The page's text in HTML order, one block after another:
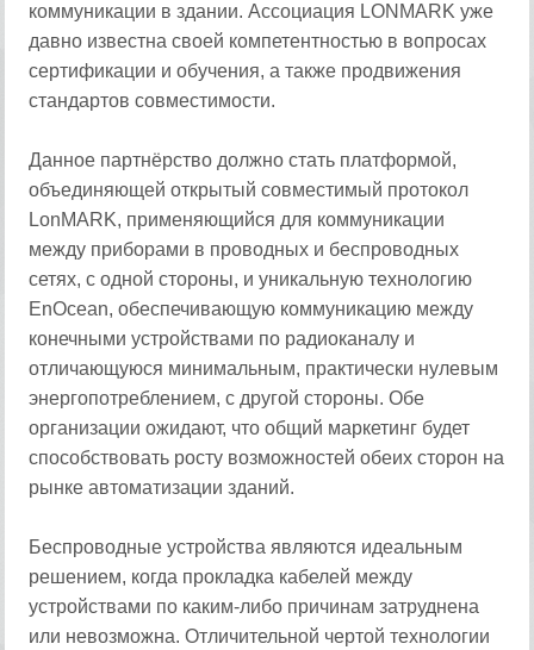
коммуникации в здании. Ассоциация LONMARK уже
давно известна своей компетентностью в вопросах
сертификации и обучения, а также продвижения
стандартов совместимости.
Данное партнёрство должно стать платформой,
объединяющей открытый совместимый протокол
LonMARK, применяющийся для коммуникации
между приборами в проводных и беспроводных
сетях, с одной стороны, и уникальную технологию
EnOcean, обеспечивающую коммуникацию между
конечными устройствами по радиоканалу и
отличающуюся минимальным, практически нулевым
энергопотреблением, с другой стороны. Обе
организации ожидают, что общий маркетинг будет
способствовать росту возможностей обеих сторон на
рынке автоматизации зданий.
Беспроводные устройства являются идеальным
решением, когда прокладка кабелей между
устройствами по каким-либо причинам затруднена
или невозможна. Отличительной чертой технологии